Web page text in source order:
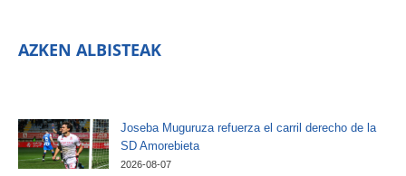
AZKEN ALBISTEAK
Joseba Muguruza refuerza el carril derecho de la
SD Amorebieta
2026-08-07